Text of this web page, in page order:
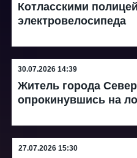
Котласскими
электровелосипеда
30.07.2026 14:39
Житель города
опрокинувшись на
27.07.2026 15:30